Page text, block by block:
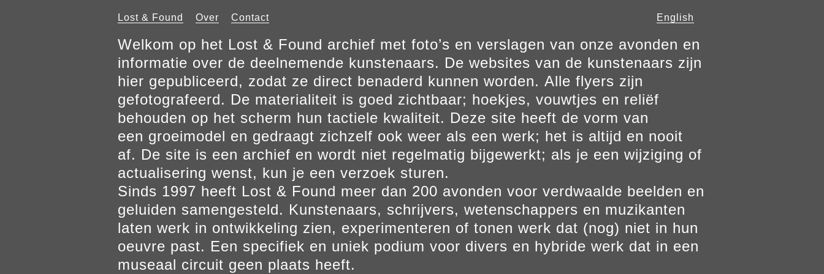
Lost & Found Over Contact English
Welkom op het Lost & Found archief met foto’s en verslagen van onze avonden en
informatie over de deelnemende kunstenaars. De websites van de kunstenaars zijn
hier gepubliceerd, zodat ze direct benaderd kunnen worden. Alle flyers zijn
gefotografeerd. De materialiteit is goed zichtbaar; hoekjes, vouwtjes en reliëf
behouden op het scherm hun tactiele kwaliteit. Deze site heeft de vorm van
een groeimodel en gedraagt zichzelf ook weer als een werk; het is altijd en nooit
af. De site is een archief en wordt niet regelmatig bijgewerkt; als je een wijziging of
actualisering wenst, kun je een verzoek sturen.
Sinds 1997 heeft Lost & Found meer dan 200 avonden voor verdwaalde beelden en
geluiden samengesteld. Kunstenaars, schrijvers, wetenschappers en muzikanten
laten werk in ontwikkeling zien, experimenteren of tonen werk dat (nog) niet in hun
oeuvre past. Een specifiek en uniek podium voor divers en hybride werk dat in een
museaal circuit geen plaats heeft.